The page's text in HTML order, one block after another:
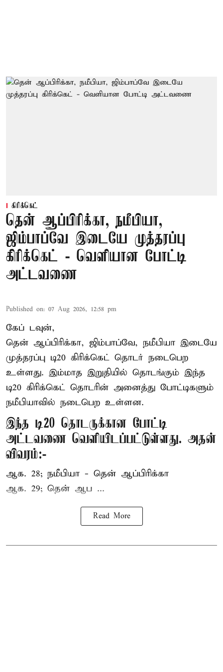
கிரிக்கெட்
தென் ஆப்பிரிக்கா, நமீபியா,
ஜிம்பாப்வே இடையே முத்தரப்பு
கிரிக்கெட் - வெளியான போட்டி
அட்டவணை
Published on: 07 Aug 2026, 12:58 pm
கேப் டவுன்,
தென் ஆப்பிரிக்கா, ஜிம்பாப்வே, நமீபியா இடையே
முத்தரப்பு டி20 கிரிக்கெட் தொடர் நடைபெற
உள்ளது. இம்மாத இறுதியில் தொடங்கும் இந்த
டி20 கிரிக்கெட் தொடரின் அனைத்து போட்டிகளும்
நமீபியாவில் நடைபெற உள்ளன.
இந்த டி20 தொடருக்கான போட்டி
அட்டவணை வெளியிடப்பட்டுள்ளது. அதன்
விவரம்:-
ஆக. 28; நமீபியா - தென் ஆப்பிரிக்கா
ஆக. 29; தென் ஆப ...
Read More